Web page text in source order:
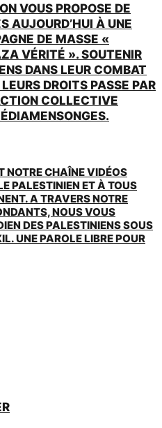
VOUS PROPOSE DE
AUJOURD’HUI À UNE
DE MASSE «
VÉRITÉ ». SOUTENIR
DANS LEUR COMBAT
DROITS PASSE PAR
COLLECTIVE
NOTRE CHAÎNE VIDÉOS
PALESTINIEN ET À TOUS
A TRAVERS NOTRE
NOUS VOUS
DES PALESTINIENS SOUS
UNE PAROLE LIBRE POUR